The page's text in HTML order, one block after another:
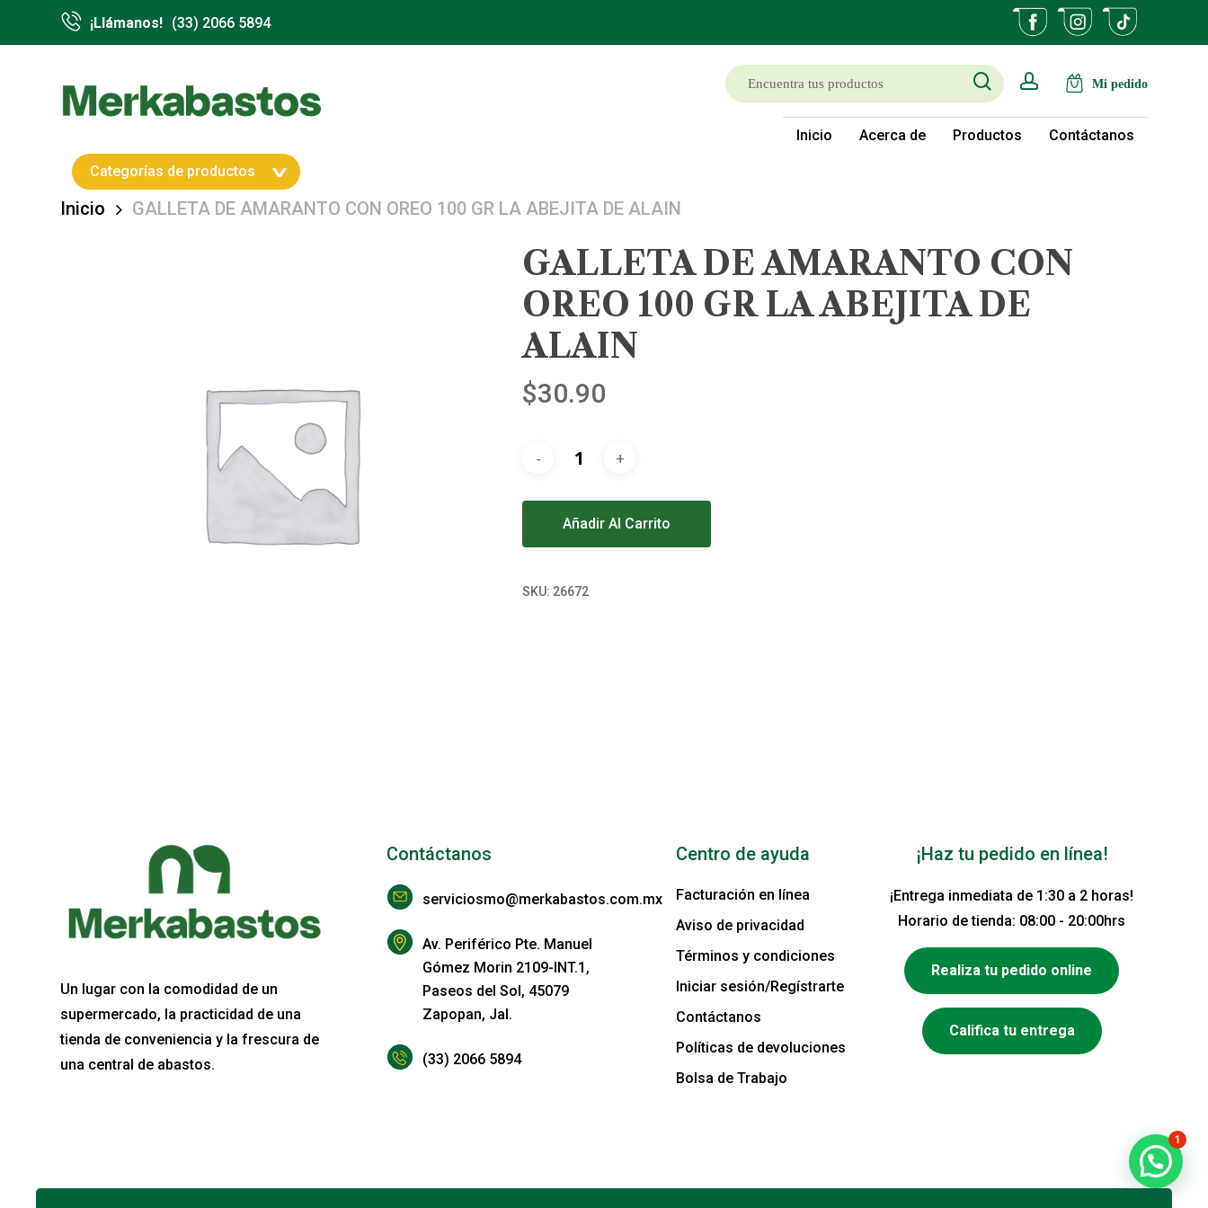
¡Llámanos! (33) 2066 5894
Hit enter to search or ESC to close
Categorías de productos
Inicio Acerca de Productos Contáctanos
searchaccount
Inicio GALLETA DE AMARANTO CON OREO 100 GR LA ABEJITA DE ALAIN
GALLETA DE AMARANTO CON
OREO 100 GR LA ABEJITA DE
ALAIN
$30.90
Añadir Al Carrito
SKU: 26672
Un lugar con la comodidad de un
supermercado, la practicidad de una
tienda de conveniencia y la frescura de
una central de abastos.
Contáctanos
serviciosmo@merkabastos.com.mx
Av. Periférico Pte. Manuel
Gómez Morin 2109-INT.1,
Paseos del Sol, 45079
Zapopan, Jal.
(33) 2066 5894
Centro de ayuda
Facturación en línea
Aviso de privacidad
Términos y condiciones
Iniciar sesión/Regístrarte
Contáctanos
Políticas de devoluciones
Bolsa de Trabajo
¡Haz tu pedido en línea!
¡Entrega inmediata de 1:30 a 2 horas!
Horario de tienda: 08:00 - 20:00hrs
Realiza tu pedido online
Califica tu entrega
1